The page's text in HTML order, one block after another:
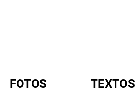
FOTOS TEXTOS